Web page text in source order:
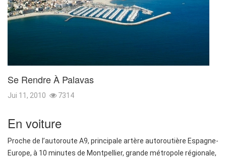
Se Rendre À Palavas
Jui 11, 2010 7314
En voiture
Proche de l’autoroute A9, principale artère autoroutière Espagne-
Europe, à 10 minutes de Montpellier, grande métropole régionale,